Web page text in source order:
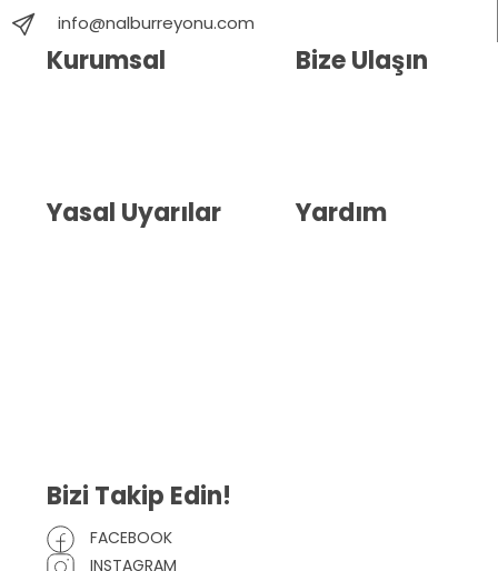
info@nalburreyonu.com
Kurumsal
Yasal Uyarılar
Bize Ulaşın
Yardım
Bizi Takip Edin!
FACEBOOK
INSTAGRAM